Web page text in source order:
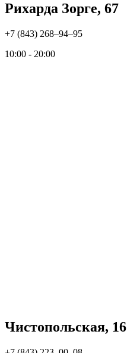
Рихарда Зорге, 67
+7 (843) 268‒94‒95
10:00 - 20:00
Чистопольская, 16